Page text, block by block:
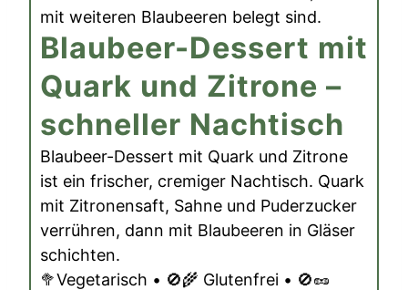
Blaubeer-Dessert mit
Quark und Zitrone –
schneller Nachtisch
Blaubeer-Dessert mit Quark und Zitrone
ist ein frischer, cremiger Nachtisch. Quark
mit Zitronensaft, Sahne und Puderzucker
verrühren, dann mit Blaubeeren in Gläser
schichten.
🥦Vegetarisch • 🚫🌾 Glutenfrei • 🚫🥜